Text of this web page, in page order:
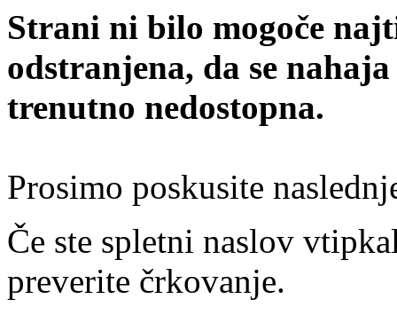
Strani ni bilo mogoče
odstranjena, da se
trenutno nedostopna.
Prosimo poskusite
Če ste spletni naslov
preverite črkovanje.